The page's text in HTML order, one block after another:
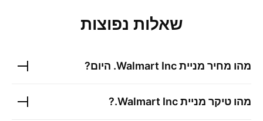
שאלות נפוצות
מהו מחיר מנייתWalmart Inc. היום?
מהו טיקר מנייתWalmart Inc.
?